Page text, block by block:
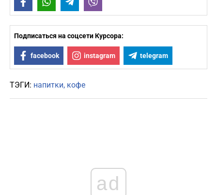
FacebookWhatsAppTelegram
Подписаться на соцсети Курсора:
facebook instagram telegram
ТЭГИ: напитки кофе
ad